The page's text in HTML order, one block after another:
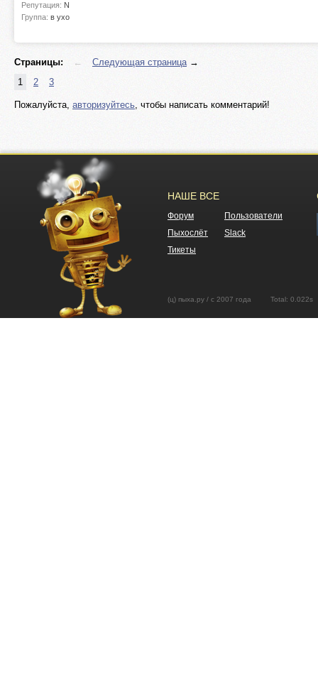
Репутация: N
Группа: в ухо
Страницы: ← Следующая страница→
1
2 3
Пожалуйста, авторизуйтесь, чтобы написать комментарий!
НАШЕ ВСЕ
Форум
Пользователи
Пыхослёт
Slack
Тикеты
(ц) пыха.ру / с 2007 года Total: